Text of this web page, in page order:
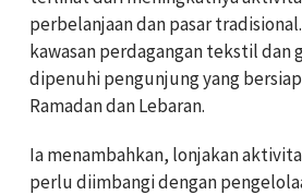
perbelanjaan dan pasar
kawasan perdagangan tekstil dan
dipenuhi pengunjung yang
Ramadan dan Lebaran.
Ia menambahkan, lonjakan
perlu diimbangi dengan